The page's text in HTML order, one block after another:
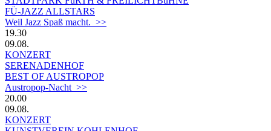
FÜ-JAZZ ALLSTARS
Weil Jazz Spaß macht. >>
19.30
09.08.
KONZERT
SERENADENHOF
BEST OF AUSTROPOP
Austropop-Nacht >>
20.00
09.08.
KONZERT